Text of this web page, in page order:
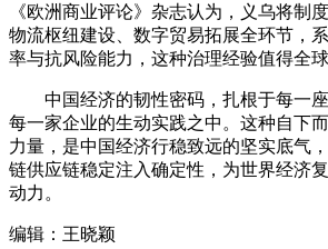
《欧洲商业评论》杂志认为，义乌将制
物流枢纽建设、数字贸易拓展全环节，
率与抗风险能力，这种治理经验值得全
中国经济的韧性密码，扎根于每一座
每一家企业的生动实践之中。这种自下
力量，是中国经济行稳致远的坚实底气
链供应链稳定注入确定性，为世界经济
动力。
编辑：王晓颖